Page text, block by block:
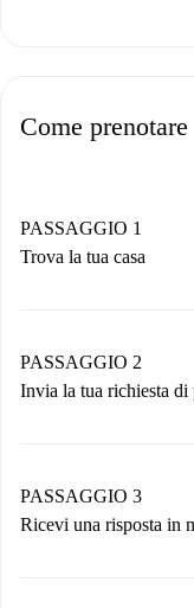
Come prenotare
PASSAGGIO 1
Trova la tua casa
Hai tutte le
PASSAGGIO 2
Invia la tua richiesta di
non accetta.
PASSAGGIO 3
Ricevi una risposta in